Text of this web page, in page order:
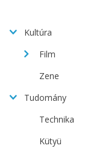
Kultúra
Film
Zene
Tudomány
Technika
Kütyü